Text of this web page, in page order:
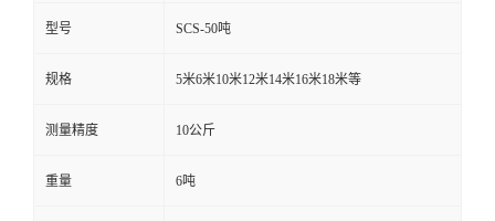
型号 SCS-50吨
规格 5米6米10米12米14米16米18米等
测量精度 10公斤
重量 6吨